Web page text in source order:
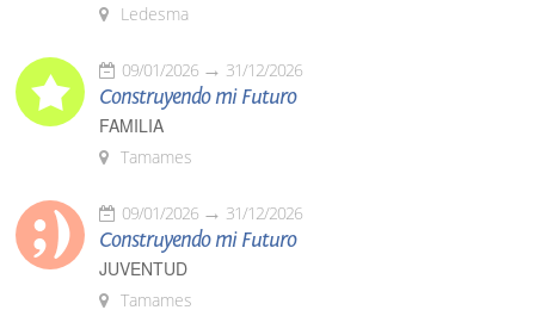
Ledesma
09/01/2026 31/12/2026
Construyendo mi Futuro
FAMILIA
Tamames
09/01/2026 31/12/2026
Construyendo mi Futuro
JUVENTUD
Tamames